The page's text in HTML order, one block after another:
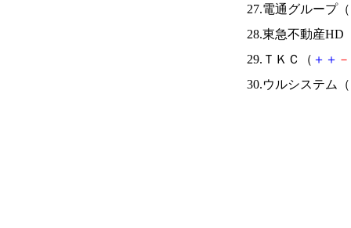
27.電通グループ（
28.東急不動産HD
29.ＴＫＣ（ ＋ ＋ －
30.ウルシステム（